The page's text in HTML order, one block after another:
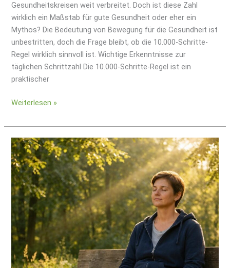
Gesundheitskreisen weit verbreitet. Doch ist diese Zahl
wirklich ein Maßstab für gute Gesundheit oder eher ein
Mythos? Die Bedeutung von Bewegung für die Gesundheit ist
unbestritten, doch die Frage bleibt, ob die 10.000-Schritte-
Regel wirklich sinnvoll ist. Wichtige Erkenntnisse zur
täglichen Schrittzahl Die 10.000-Schritte-Regel ist ein
praktischer
Weiterlesen »
Digital
Detox:
Warum
bewusste
Pausen
so
wichtig
sind